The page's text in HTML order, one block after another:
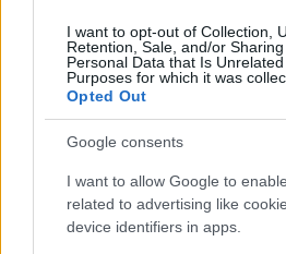
I want to opt-out of Collection,
Retention, Sale, and/or
Personal Data that Is
Purposes for which it was
Opted Out
Google consents
I want to allow Google to
related to advertising like
device identifiers in apps.
Implicaciones políticas y
En paralelo, fiscales
en un mismo expediente a
exfuncionarios de Sinaloa,
conspiración para el tráfico de